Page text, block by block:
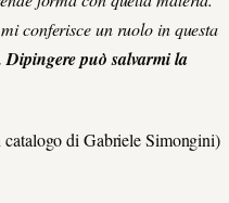
conferisce un ruolo in questa
Dipingere può salvarmi la
catalogo di Gabriele Simongini)